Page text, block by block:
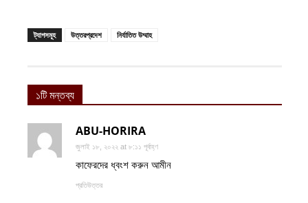
ট্যাগসমূহ উত্তরপ্রদেশ নির্যাতিত উম্মাহ
১টি মন্তব্য
ABU-HORIRA
জুলাই ১৮, ২০২২ at ৮:১১ পূর্বাহ্ণ
কাফেরদের ধ্বংশ করুন আমীন
প্রতিউত্তর